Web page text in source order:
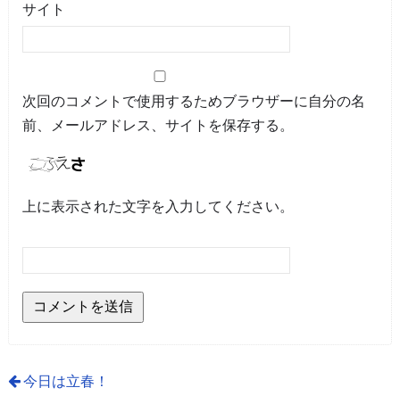
サイト
次回のコメントで使用するためブラウザーに自分の名
前、メールアドレス、サイトを保存する。
上に表示された文字を入力してください。
今日は立春！